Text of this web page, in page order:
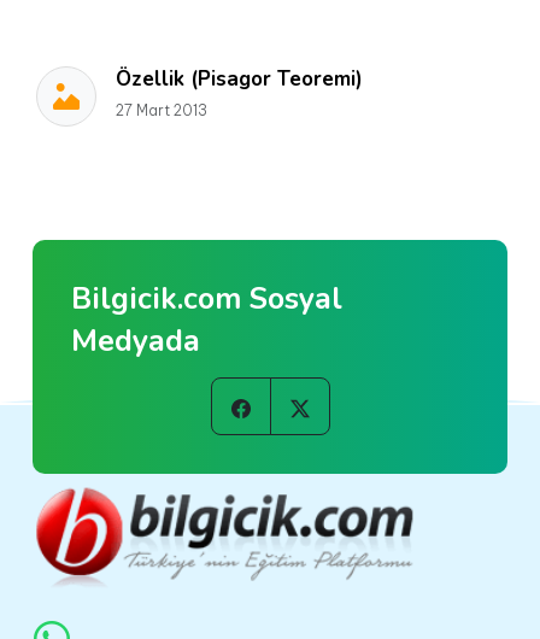
Özellik (Pisagor Teoremi)
27 Mart 2013
Bilgicik.com Sosyal
Medyada